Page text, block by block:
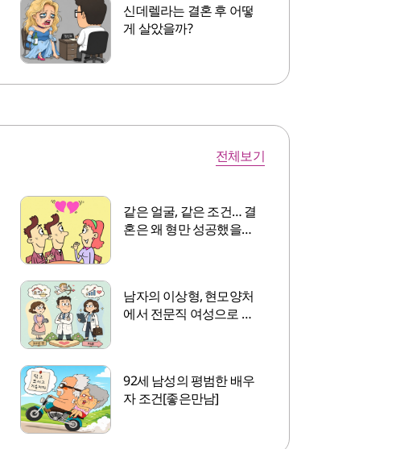
신데렐라는 결혼 후 어떻
게 살았을까?
전체보기
같은 얼굴, 같은 조건… 결
혼은 왜 형만 성공했을까?
남자의 이상형, 현모양처
에서 전문직 여성으로 바
92세 남성의 평범한 배우
자 조건[좋은만남]